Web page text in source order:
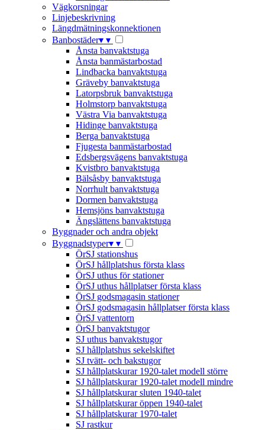
Vägkorsningar
Linjebeskrivning
Längdmätningskonnektionen
Banbostäder▾ ▾
Ånsta banvaktstuga
Ånsta banmästarbostad
Lindbacka banvaktstuga
Gräveby banvaktstuga
Latorpsbruk banvaktstuga
Holmstorp banvaktstuga
Västra Via banvaktstuga
Hidinge banvaktstuga
Berga banvaktstuga
Fjugesta banmästarbostad
Edsbergsvägens banvaktstuga
Kvistbro banvaktstuga
Bälsåsby banvaktstuga
Norrhult banvaktstuga
Dormen banvaktstuga
Hemsjöns banvaktstuga
Ängslättens banvaktstuga
Byggnader och andra objekt
Byggnadstyper▾ ▾
ÖrSJ stationshus
ÖrSJ hållplatshus första klass
ÖrSJ uthus för stationer
ÖrSJ uthus hållplatser första klass
ÖrSJ godsmagasin stationer
ÖrSJ godsmagasin hållplatser första klass
ÖrSJ vattentorn
ÖrSJ banvaktstugor
SJ uthus banvaktstugor
SJ hållplatshus sekelskiftet
SJ tvätt- och bakstugor
SJ hållplatskurar 1920-talet modell större
SJ hållplatskurar 1920-talet modell mindre
SJ hållplatskurar sluten 1940-talet
SJ hållplatskurar öppen 1940-talet
SJ hållplatskurar 1970-talet
SJ rastkur